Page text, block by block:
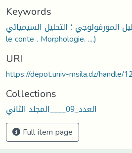
Keywords
المورفولوجي ؛ التحليل السيميائي. (
le conte . Morphologie. ....)
URI
https://depot.univ-msila.dz/handle/
Collections
العدد_09____المجلد الثاني
Full item page